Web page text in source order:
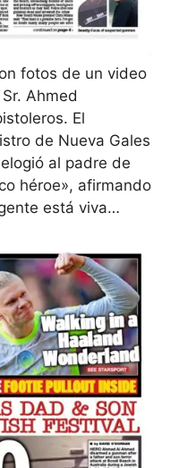
fotos de un video
Ahmed
El
de Nueva Gales
al padre de
héroe», afirmando
está viva…